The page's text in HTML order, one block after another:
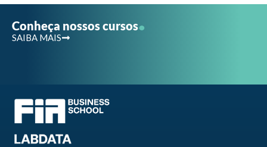
Conheça nossos cursos.
SAIBA MAIS